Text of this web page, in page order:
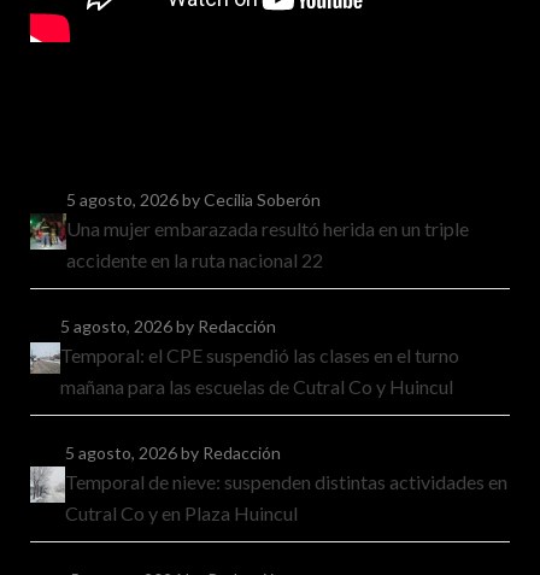
5 agosto, 2026by Cecilia Soberón
Una mujer embarazada resultó herida en un triple
accidente en la ruta nacional 22
5 agosto, 2026by Redacción
Temporal: el CPE suspendió las clases en el turno
mañana para las escuelas de Cutral Co y Huincul
5 agosto, 2026by Redacción
Temporal de nieve: suspenden distintas actividades en
Cutral Co y en Plaza Huincul